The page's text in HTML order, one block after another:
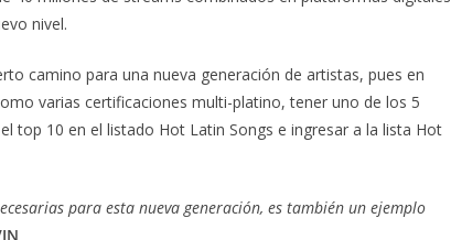
nivel.
camino para una nueva generación de artistas, pues en
varias certificaciones multi-platino, tener uno de los 5
top 10 en el listado Hot Latin Songs e ingresar a la lista Hot
para esta nueva generación, es también un ejemplo